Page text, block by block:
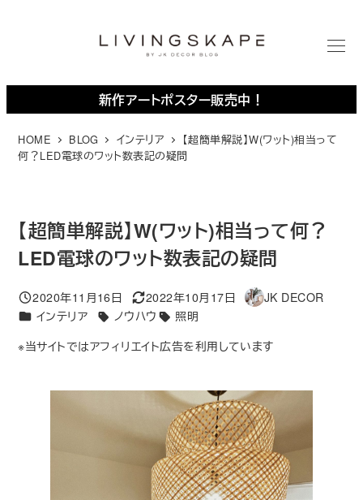
テ
ツ
新作アートポスター販売中！
HOME BLOG インテリア
【超簡単解説】W(ワット)相当って
何？LED電球のワット数表記の疑問
【超簡単解説】W(ワット)相当って何？
LED電球のワット数表記の疑問
投稿日
2020年11月16日 更新日
2022年10月17日
著 JK DECOR
カテゴリー
インテリア タグノウハウ
照明
※当サイトではアフィリエイト広告を利用しています